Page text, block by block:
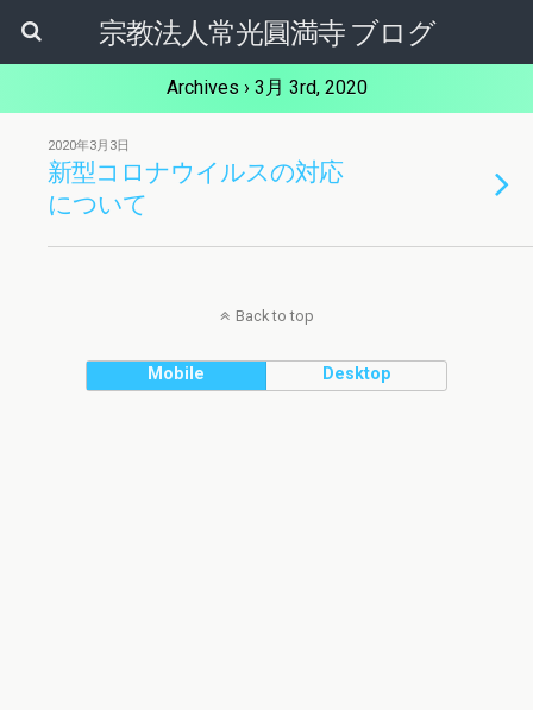
宗教法人常光圓満寺 ブログ
Archives › 3月 3rd, 2020
2020年3月3日
新型コロナウイルスの対応
について
Back to top
Mobile Desktop